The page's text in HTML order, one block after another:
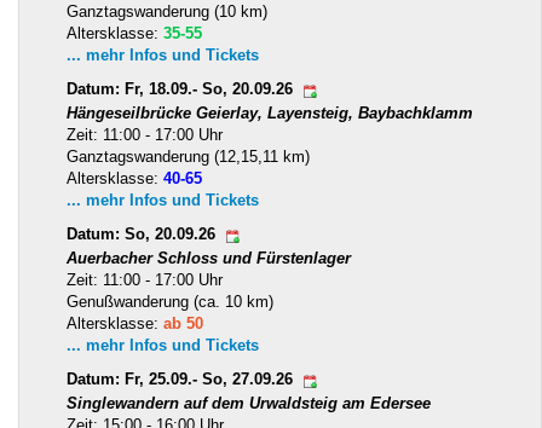
Ganztagswanderung (10 km)
Altersklasse: 35-55
... mehr Infos und Tickets
Datum: Fr, 18.09.- So, 20.09.26
Hängeseilbrücke Geierlay, Layensteig, Baybachklamm
Zeit: 11:00 - 17:00 Uhr
Ganztagswanderung (12,15,11 km)
Altersklasse: 40-65
... mehr Infos und Tickets
Datum: So, 20.09.26
Auerbacher Schloss und Fürstenlager
Zeit: 11:00 - 17:00 Uhr
Genußwanderung (ca. 10 km)
Altersklasse: ab 50
... mehr Infos und Tickets
Datum: Fr, 25.09.- So, 27.09.26
Singlewandern auf dem Urwaldsteig am Edersee